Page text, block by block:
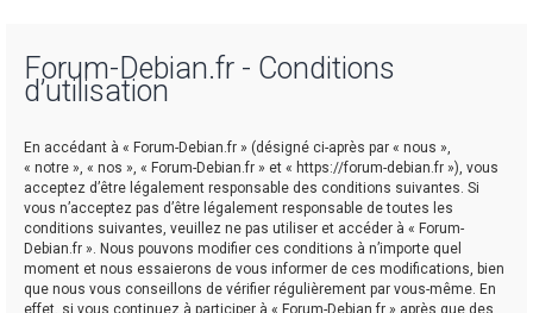
Forum-Debian.fr - Conditions
d’utilisation
En accédant à « Forum-Debian.fr » (désigné ci-après par « nous »,
« notre », « nos », « Forum-Debian.fr » et « https://forum-debian.fr »), vous
acceptez d’être légalement responsable des conditions suivantes. Si
vous n’acceptez pas d’être légalement responsable de toutes les
conditions suivantes, veuillez ne pas utiliser et accéder à « Forum-
Debian.fr ». Nous pouvons modifier ces conditions à n’importe quel
moment et nous essaierons de vous informer de ces modifications, bien
que nous vous conseillons de vérifier régulièrement par vous-même. En
effet, si vous continuez à participer à « Forum-Debian.fr » après que des